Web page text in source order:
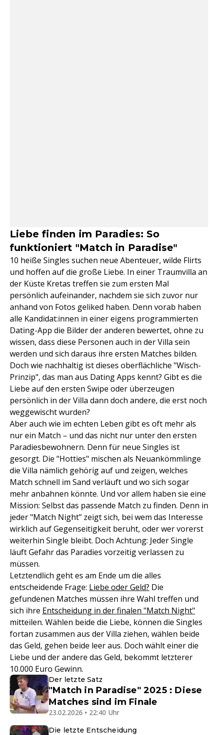
Liebe finden im Paradies: So
funktioniert "Match in Paradise"
10 heiße Singles suchen neue Abenteuer, wilde Flirts
und hoffen auf die große Liebe. In einer Traumvilla an
der Küste Kretas treffen sie zum ersten Mal
persönlich aufeinander, nachdem sie sich zuvor nur
anhand von Fotos geliked haben. Denn vorab haben
alle Kandidat:innen in einer eigens programmierten
Dating-App die Bilder der anderen bewertet, ohne zu
wissen, dass diese Personen auch in der Villa sein
werden und sich daraus ihre ersten Matches bilden.
Doch wie nachhaltig ist dieses oberflächliche "Wisch-
Prinzip", das man aus Dating Apps kennt? Gibt es die
Liebe auf den ersten Swipe oder überzeugen
persönlich in der Villa dann doch andere, die erst noch
weggewischt wurden?
Aber auch wie im echten Leben gibt es oft mehr als
nur ein Match – und das nicht nur unter den ersten
Paradiesbewohnern. Denn für neue Singles ist
gesorgt. Die "Hotties" mischen als Neuankömmlinge
die Villa nämlich gehörig auf und zeigen, welches
Match schnell im Sand verläuft und wo sich sogar
mehr anbahnen könnte. Und vor allem haben sie eine
Mission: Selbst das passende Match zu finden. Denn in
jeder "Match Night" zeigt sich, bei wem das Interesse
wirklich auf Gegenseitigkeit beruht, oder wer vorerst
weiterhin Single bleibt. Doch Achtung: Jeder Single
läuft Gefahr das Paradies vorzeitig verlassen zu
müssen.
Letztendlich geht es am Ende um die alles
entscheidende Frage: Liebe oder Geld? Die
gefundenen Matches müssen ihre Wahl treffen und
sich ihre Entscheidung in der finalen "Match Night"
mitteilen. Wählen beide die Liebe, können die Singles
fortan zusammen aus der Villa ziehen, wählen beide
das Geld, gehen beide leer aus. Doch wählt einer die
Liebe und der andere das Geld, bekommt letzterer
10.000 Euro Gewinn.
Der letzte Satz
"Match in Paradise" 2025 : Diese
Matches sind im Finale
23.02.2026 • 22:40 Uhr
Die letzte Entscheidung